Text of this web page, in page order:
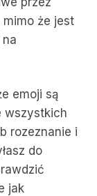
mimo że jest
emoji są
wszystkich
rozeznanie i
do
jak